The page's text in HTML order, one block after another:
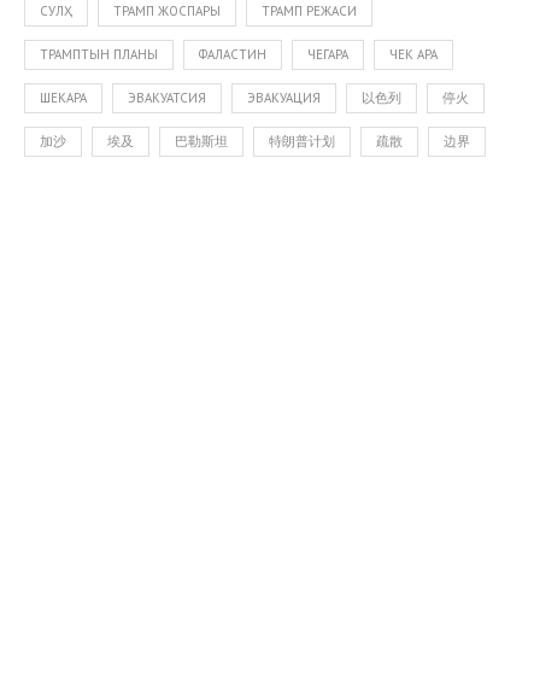
СУЛҲ ТРАМП ЖОСПАРЫ ТРАМП РЕЖАСИ
ТРАМПТЫН ПЛАНЫ ФАЛАСТИН ЧЕГАРА ЧЕК АРА
ШЕКАРА ЭВАКУАТСИЯ ЭВАКУАЦИЯ 以色列 停火
加沙 埃及 巴勒斯坦 特朗普计划 疏散 边界